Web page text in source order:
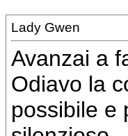
Lady Gwen
Avanzai a
Odiavo la
possibile e